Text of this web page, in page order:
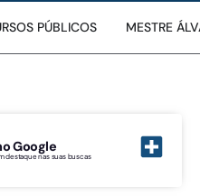
PÚBLICOS MESTRE
Google
destaque nas suas buscas